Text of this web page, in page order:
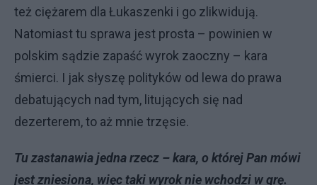
też ciężarem dla Łukaszenki i go zlikwidują.
Natomiast tu sprawa jest prosta – powinien w
polskim sądzie zapaść wyrok zaoczny – kara
śmierci. I jak słyszę polityków od lewa do prawa
debatujących nad tym, litujących się nad
dezerterem, to aż mnie trzęsie.
Tu zastanawia jedna rzecz – kara, o której Pan mówi
jest zniesiona, więc taki wyrok nie wchodzi w grę.